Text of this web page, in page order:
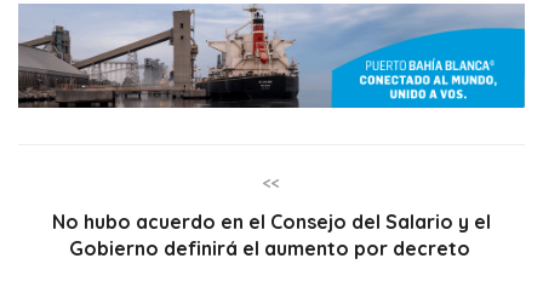
<<
No hubo acuerdo en el Consejo del Salario y el
Gobierno definirá el aumento por decreto